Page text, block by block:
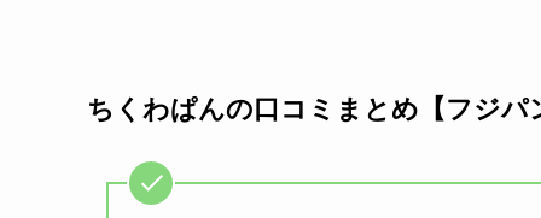
ちくわぱんの口コミまとめ【フジパ